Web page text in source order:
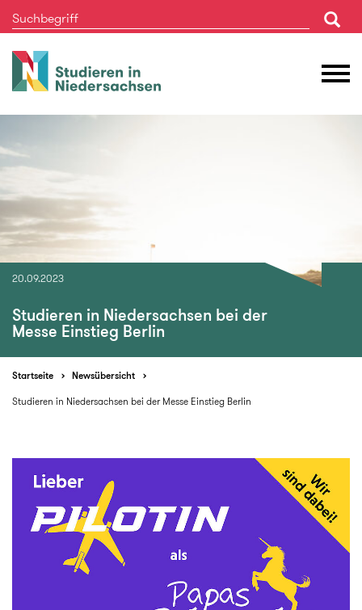
Studieren
in
20.09.2023
Studieren in Niedersachsen bei der
Messe Einstieg Berlin
Startseite
Newsübersicht
Studieren in Niedersachsen bei der Messe Einstieg Berlin